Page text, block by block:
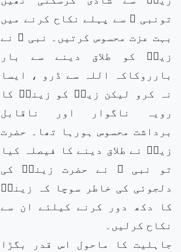
تونبی ﷺ سے پہلے نکاح کرنے میں
بہت عزت محسوس کرتیں۔ نبی ﷺ نے
زیدؓ کو طلاق دینے سے بار
بارروکاکہ اللہ سے ڈرو ، ایسا
نہ کرو لیکن زیدؓ کو زینبؓ کا
رویہ ناگوار اور ناقابل
برداشت محسوس ہورہا تھا۔ حضرت
زیدؓ نے طلاق دینے کا فیصلہ کیا
تو نبی ﷺ نے حضرت زینبؓ کی
دلجوئی کی خاطر سوچا کہ زینبؓ
کا دکھ دور کرنے کیلئے ان سے
نکاح کرلیں۔
جاہلیت کا ماحول اس قدر بگڑا